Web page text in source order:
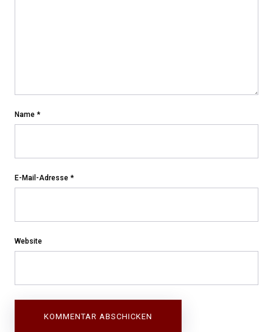
Name *
E-Mail-Adresse *
Website